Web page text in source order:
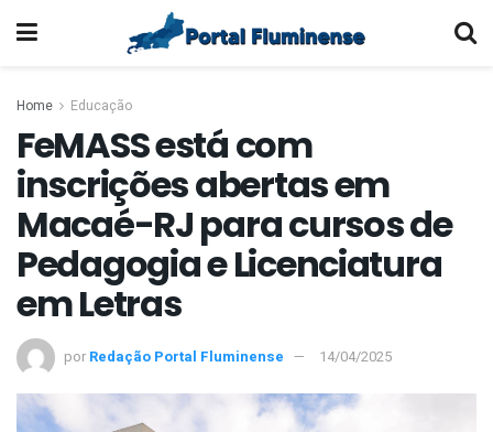
Home Educação
FeMASS está com
inscrições abertas em
Macaé-RJ para cursos de
Pedagogia e Licenciatura
em Letras
por Redação Portal Fluminense 14/04/2025